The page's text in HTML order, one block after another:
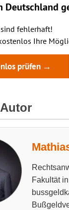
Deutschland
fehlerhaft!
Ihre
prüfen →
Fakultät